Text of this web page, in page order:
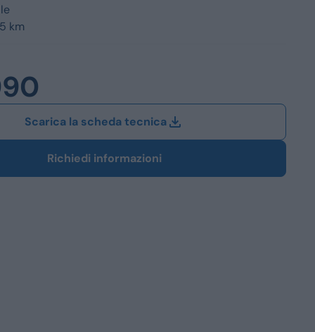
km
Scarica la scheda tecnica
Richiedi informazioni